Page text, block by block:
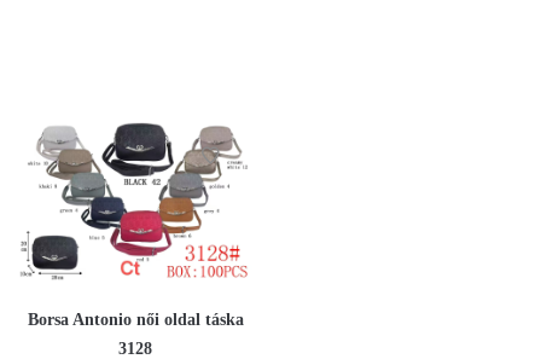
Borsa Antonio női oldal táska
3128